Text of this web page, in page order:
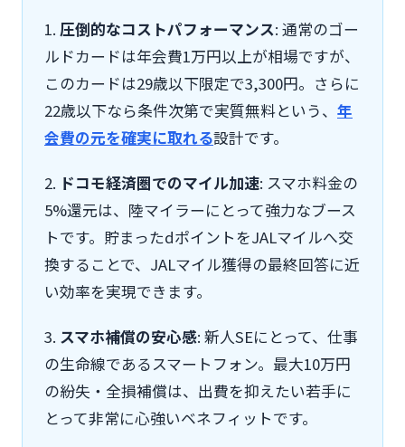
1. 圧倒的なコストパフォーマンス: 通常のゴー
ルドカードは年会費1万円以上が相場ですが、
このカードは29歳以下限定で3,300円。さらに
22歳以下なら条件次第で実質無料という、 年
会費の元を確実に取れる設計です。
2. ドコモ経済圏でのマイル加速: スマホ料金の
5%還元は、陸マイラーにとって強力なブース
トです。貯まったdポイントをJALマイルへ交
換することで、JALマイル獲得の最終回答に近
い効率を実現できます。
3. スマホ補償の安心感: 新人SEにとって、仕事
の生命線であるスマートフォン。最大10万円
の紛失・全損補償は、出費を抑えたい若手に
とって非常に心強いベネフィットです。